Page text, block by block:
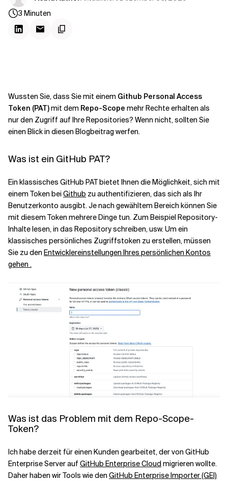
Verwandte Themen
3 Minuten
Wussten Sie, dass Sie mit einem Github Personal Access
Token (PAT)mit dem Repo-Scope mehr Rechte erhalten als
nur den Zugriff auf Ihre Repositories? Wenn nicht, sollten Sie
einen Blick in diesen Blogbeitrag werfen.
Was ist ein GitHub PAT?
Ein klassisches GitHub PAT bietet Ihnen die Möglichkeit, sich mit
einem Token beiGithub zu authentifizieren, das sich als Ihr
Benutzerkonto ausgibt. Je nach gewähltem Bereich können Sie
mit diesem Token mehrere Dinge tun. Zum Beispiel Repository-
Inhalte lesen, in das Repository schreiben, usw. Um ein
klassisches persönliches Zugriffstoken zu erstellen, müssen
Sie zu den Entwicklereinstellungen Ihres persönlichen Kontos
gehen .
Was ist das Problem mit dem Repo-Scope-
Token?
Ich habe derzeit für einen Kunden gearbeitet, der von GitHub
Enterprise Server auf GitHub Enterprise Cloud migrieren wollte.
Daher haben wir Tools wie den GitHub Enterprise Importer (GEI)